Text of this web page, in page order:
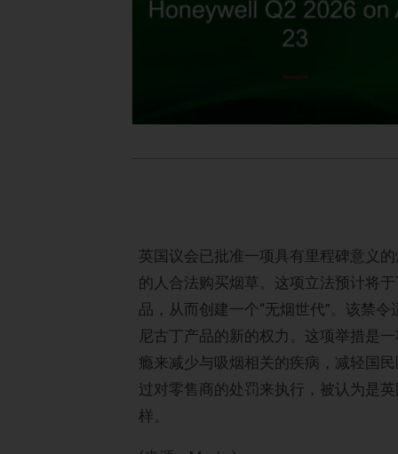
英国议会已批准一项具有里程碑意义
的人合法购买烟草。这项立法预计将
品，从而创建一个“无烟世代”。该禁
尼古丁产品的新的权力。这项举措是
瘾来减少与吸烟相关的疾病，减轻国
过对零售商的处罚来执行，被认为是
样。